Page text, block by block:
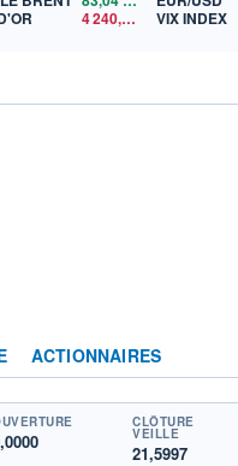
4 240,43 $US
VIX INDEX
ACTIONNAIRES
CLÔTURE
VEILLE
21,5997